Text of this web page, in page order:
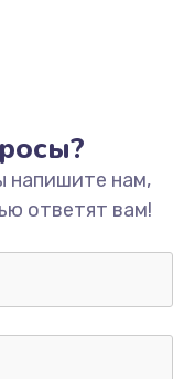
напишите нам,
ответят вам!